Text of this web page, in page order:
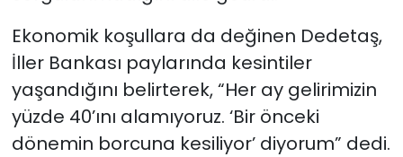
Ekonomik koşullara da değinen Dedetaş,
İller Bankası paylarında kesintiler
yaşandığını belirterek, “Her ay gelirimizin
yüzde 40’ını alamıyoruz. ‘Bir önceki
dönemin borcuna kesiliyor’ diyorum” dedi.